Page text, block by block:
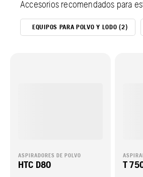
Accesorios recomendados para
EQUIPOS PARA POLVO Y LODO (2)
ASPIRADORES DE POLVO
HTC D80 T